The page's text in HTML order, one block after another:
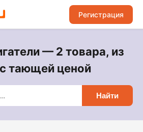
Регистрация
— 2 товара, из
тающей ценой
Найти